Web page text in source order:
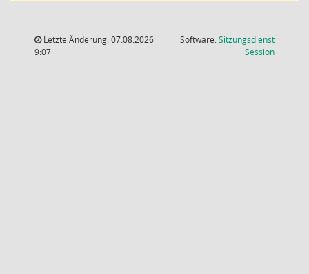
Letzte Änderung: 07.08.2026
9:07
Software:Sitzungsdienst
Session(Wird in